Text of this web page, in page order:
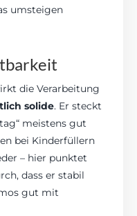
umsteigen
die Verarbeitung
solide. Er steckt
meistens gut
bei Kinderfüllern
– hier punktet
dass er stabil
gut mit